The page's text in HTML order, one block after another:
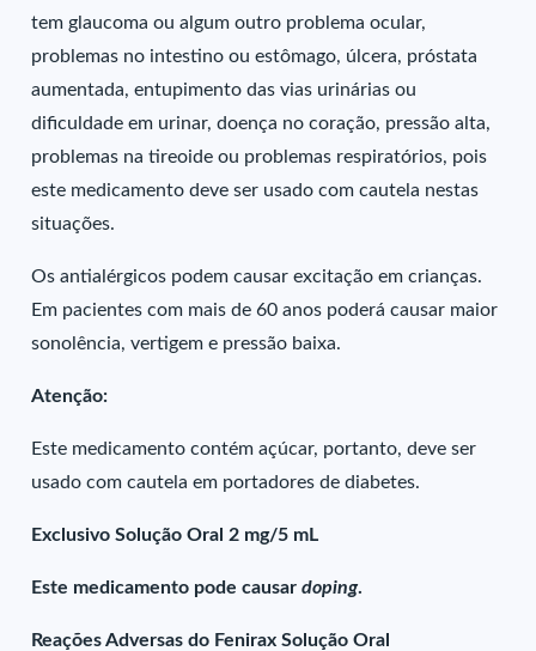
tem glaucoma ou algum outro problema ocular,
problemas no intestino ou estômago, úlcera, próstata
aumentada, entupimento das vias urinárias ou
dificuldade em urinar, doença no coração, pressão alta,
problemas na tireoide ou problemas respiratórios, pois
este medicamento deve ser usado com cautela nestas
situações.
Os antialérgicos podem causar excitação em crianças.
Em pacientes com mais de 60 anos poderá causar maior
sonolência, vertigem e pressão baixa.
Atenção:
Este medicamento contém açúcar, portanto, deve ser
usado com cautela em portadores de diabetes.
Exclusivo Solução Oral 2 mg/5 mL
Este medicamento pode causardoping.
Reações Adversas do Fenirax Solução Oral